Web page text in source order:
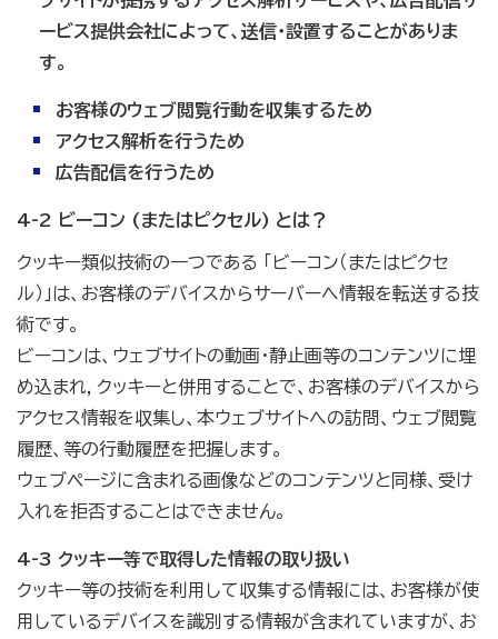
ービス提供会社によって、送信・設置することがありま
す。
お客様のウェブ閲覧行動を収集するため
アクセス解析を行うため
広告配信を行うため
4-2 ビーコン (またはピクセル) とは？
クッキー類似技術の一つである 「ビーコン（またはピクセ
ル）」は、お客様のデバイスからサーバーへ情報を転送する技
術です。
ビーコンは、ウェブサイトの動画・静止画等のコンテンツに埋
め込まれ，クッキーと併用することで、お客様のデバイスから
アクセス情報を収集し、本ウェブサイトへの訪問、ウェブ閲覧
履歴、等の行動履歴を把握します。
ウェブページに含まれる画像などのコンテンツと同様、受け
入れを拒否することはできません。
4-3 クッキー等で取得した情報の取り扱い
クッキー等の技術を利用して収集する情報には、お客様が使
用しているデバイスを識別する情報が含まれていますが、お